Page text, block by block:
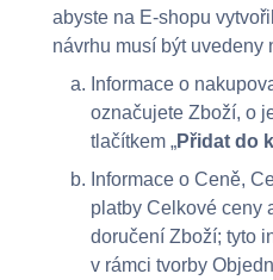
abyste na E-shopu
návrhu musí být uvedeny
Informace o
označujete Zboží, o
tlačítkem „Přidat do
Informace o Ceně,
platby Celkové ceny
doručení Zboží; tyto
v rámci tvorby